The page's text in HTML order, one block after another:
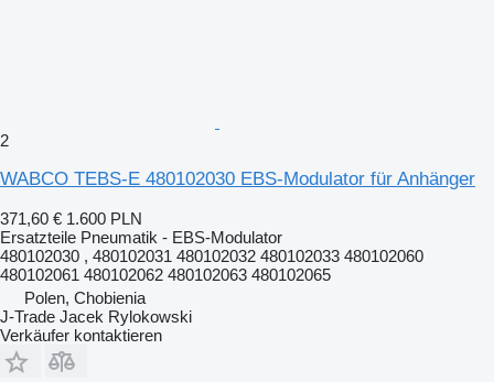
2
WABCO TEBS-E 480102030 EBS-Modulator für Anhänger
371,60 € 1.600 PLN
Ersatzteile Pneumatik - EBS-Modulator
480102030 , 480102031 480102032 480102033 480102060
480102061 480102062 480102063 480102065
Polen, Chobienia
J-Trade Jacek Rylokowski
Verkäufer kontaktieren